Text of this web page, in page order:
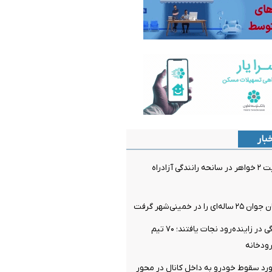
فوت و مصدومیت ۲ خواهر در سانحه رانندگی آزادراه
خمینی‌شهر گرفت
۴ نفر از غرق‌شدگی در زاینده‌رود نجات یافتند؛ ۷۰ تیم
سقوط خودرو به داخل کانال در محور